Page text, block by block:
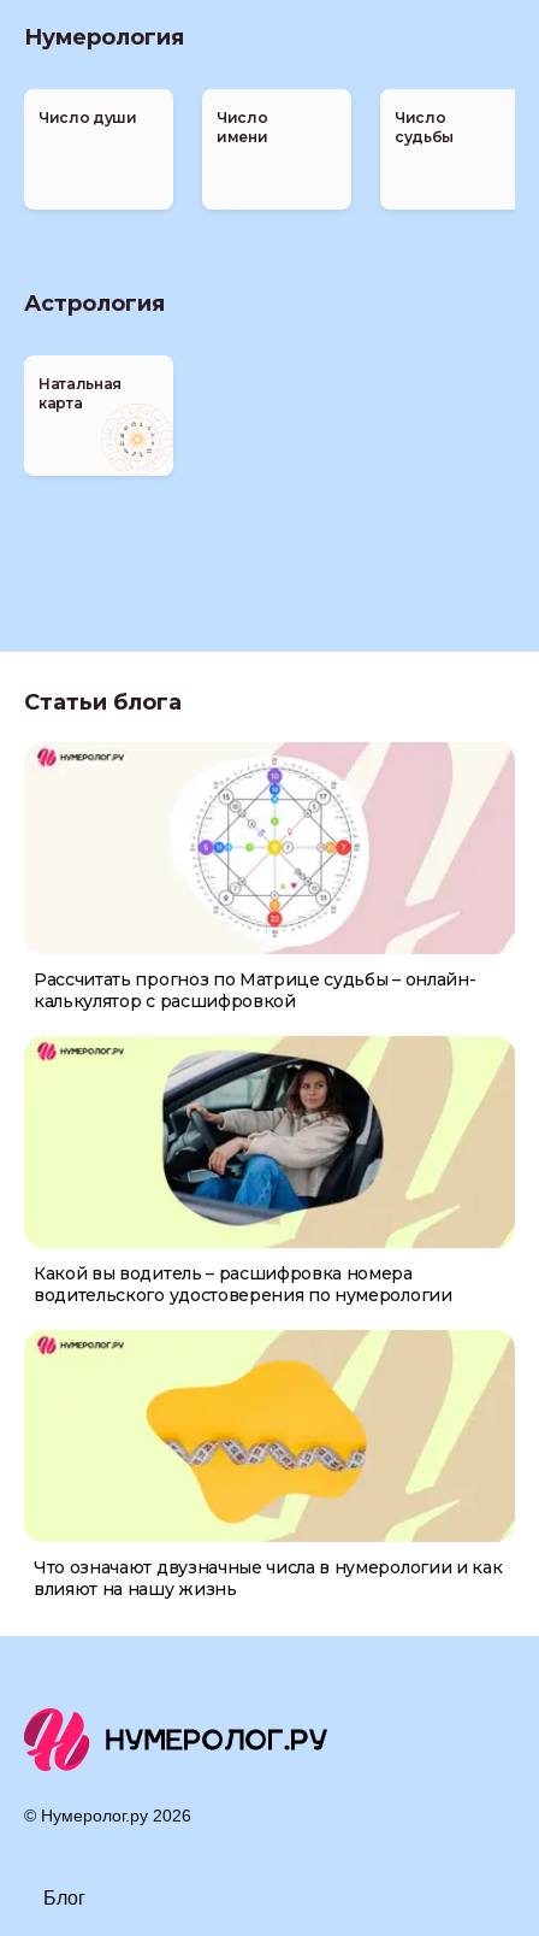
Нумерология
Число души
Число
имени
Число
судьбы
Астрология
Натальная
карта
Статьи блога
Рассчитать прогноз по Матрице судьбы – онлайн-
калькулятор с расшифровкой
Какой вы водитель – расшифровка номера
водительского удостоверения по нумерологии
Что означают двузначные числа в нумерологии и как
влияют на нашу жизнь
© Нумеролог.ру 2026
Блог